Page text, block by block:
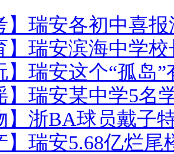
】瑞安各初中喜
】瑞安滨海中学
】瑞安这个“孤岛
】瑞安某中学5名
】浙BA球员戴子
】瑞安5.68亿烂